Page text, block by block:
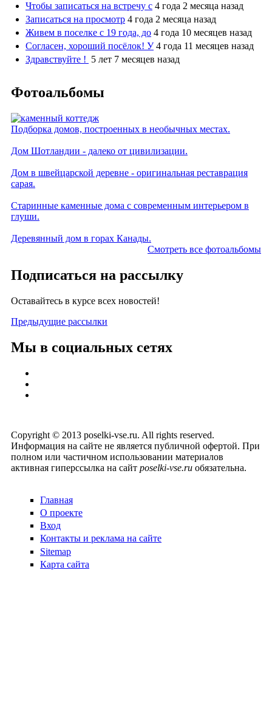
Чтобы записаться на встречу с 4 года 2 месяца назад
Записаться на просмотр 4 года 2 месяца назад
Живем в поселке с 19 года, до 4 года 10 месяцев назад
Согласен, хороший посёлок! У 4 года 11 месяцев назад
Здравствуйте ! 5 лет 7 месяцев назад
Фотоальбомы
Подборка домов, построенных в необычных местах.
Дом Шотландии - далеко от цивилизации.
Дом в швейцарской деревне - оригинальная реставрация
сарая.
Старинные каменные дома с современным интерьером в
глуши.
Деревянный дом в горах Канады.
Смотреть все фотоальбомы
Подписаться на рассылку
Оставайтесь в курсе всех новостей!
Предыдущие рассылки
Мы в социальных сетях
Copyright © 2013 poselki-vse.ru. All rights reserved.
Информация на сайте не является публичной офертой. При
полном или частичном использовании материалов
активная гиперссылка на сайт poselki-vse.ru​ обязательна.
Главная
О проекте
Вход
Контакты и реклама на сайте
Sitemap
Карта сайта